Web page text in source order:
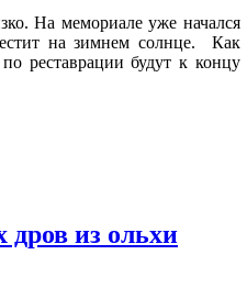
На мемориале уже начался
на зимнем солнце. Как
реставрации будут к концу
из ольхи